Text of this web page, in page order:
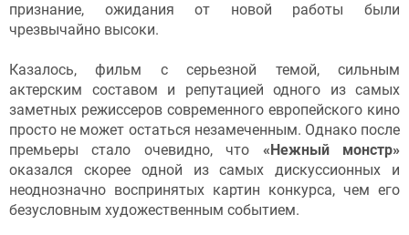
признание, ожидания от новой работы были
чрезвычайно высоки.
Казалось, фильм с серьезной темой, сильным
актерским составом и репутацией одного из самых
заметных режиссеров современного европейского кино
просто не может остаться незамеченным. Однако после
премьеры стало очевидно, что «Нежный монстр»
оказался скорее одной из самых дискуссионных и
неоднозначно воспринятых картин конкурса, чем его
безусловным художественным событием.